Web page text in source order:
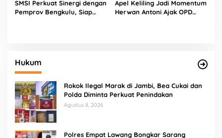
SMSI Perkuat Sinergi dengan
Pemprov Bengkulu, Siap
Apel Keliling Jadi Momentum
Herwan Antoni Ajak OPD
Hukum
Rokok Ilegal Marak di Jambi, Bea Cukai dan
Polda Diminta Perkuat Penindakan
Agustus 8, 2026
Polres Empat Lawang Bongkar Sarang